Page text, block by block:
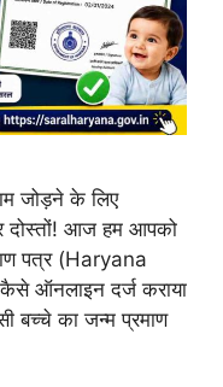
जोड़ने के लिए
आज हम आपको
पत्र (Haryana
ऑनलाइन दर्ज कराया
बच्चे का जन्म प्रमाण